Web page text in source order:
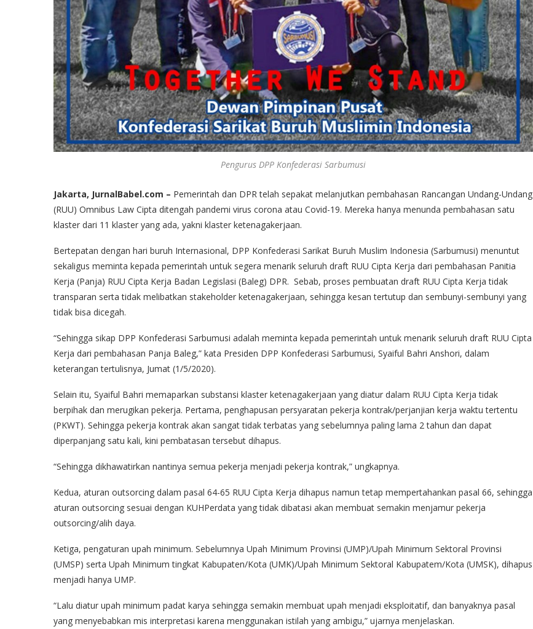
Pengurus DPP Konfederasi Sarbumusi
Jakarta, JurnalBabel.com – Pemerintah dan DPR telah sepakat melanjutkan pembahasan Rancangan Undang-Undang
(RUU) Omnibus Law Cipta ditengah pandemi virus corona atau Covid-19. Mereka hanya menunda pembahasan satu
klaster dari 11 klaster yang ada, yakni klaster ketenagakerjaan.
Bertepatan dengan hari buruh Internasional, DPP Konfederasi Sarikat Buruh Muslim Indonesia (Sarbumusi) menuntut
sekaligus meminta kepada pemerintah untuk segera menarik seluruh draft RUU Cipta Kerja dari pembahasan Panitia
Kerja (Panja) RUU Cipta Kerja Badan Legislasi (Baleg) DPR. Sebab, proses pembuatan draft RUU Cipta Kerja tidak
transparan serta tidak melibatkan stakeholder ketenagakerjaan, sehingga kesan tertutup dan sembunyi-sembunyi yang
tidak bisa dicegah.
“Sehingga sikap DPP Konfederasi Sarbumusi adalah meminta kepada pemerintah untuk menarik seluruh draft RUU Cipta
Kerja dari pembahasan Panja Baleg,” kata Presiden DPP Konfederasi Sarbumusi, Syaiful Bahri Anshori, dalam
keterangan tertulisnya, Jumat (1/5/2020).
Selain itu, Syaiful Bahri memaparkan substansi klaster ketenagakerjaan yang diatur dalam RUU Cipta Kerja tidak
berpihak dan merugikan pekerja. Pertama, penghapusan persyaratan pekerja kontrak/perjanjian kerja waktu tertentu
(PKWT). Sehingga pekerja kontrak akan sangat tidak terbatas yang sebelumnya paling lama 2 tahun dan dapat
diperpanjang satu kali, kini pembatasan tersebut dihapus.
“Sehingga dikhawatirkan nantinya semua pekerja menjadi pekerja kontrak,” ungkapnya.
Kedua, aturan outsorcing dalam pasal 64-65 RUU Cipta Kerja dihapus namun tetap mempertahankan pasal 66, sehingga
aturan outsorcing sesuai dengan KUHPerdata yang tidak dibatasi akan membuat semakin menjamur pekerja
outsorcing/alih daya.
Ketiga, pengaturan upah minimum. Sebelumnya Upah Minimum Provinsi (UMP)/Upah Minimum Sektoral Provinsi
(UMSP) serta Upah Minimum tingkat Kabupaten/Kota (UMK)/Upah Minimum Sektoral Kabupatem/Kota (UMSK), dihapus
menjadi hanya UMP.
“Lalu diatur upah minimum padat karya sehingga semakin membuat upah menjadi eksploitatif, dan banyaknya pasal
yang menyebabkan mis interpretasi karena menggunakan istilah yang ambigu,” ujarnya menjelaskan.